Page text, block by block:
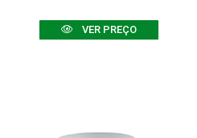
VER PREÇO